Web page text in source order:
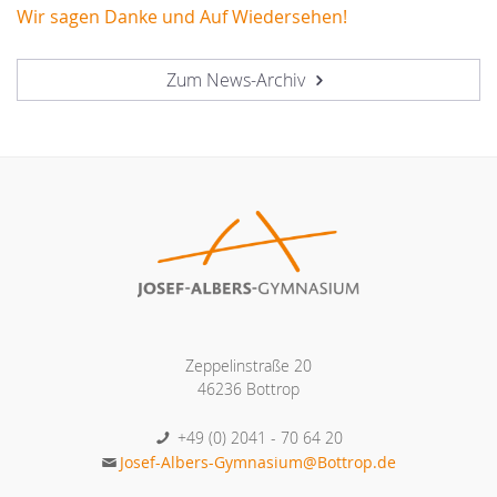
Wir sagen Danke und Auf Wiedersehen!
Zum News-Archiv
Zeppelinstraße 20
46236 Bottrop
+49 (0) 2041 - 70 64 20
Josef-Albers-Gymnasium@Bottrop.de